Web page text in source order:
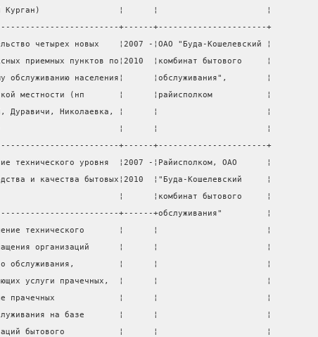
Курган)                ¦      ¦                      ¦
+------+----------------------+
четырех новых    ¦2007 -¦ОАО "Буда-Кошелевский ¦
приемных пунктов по¦2010  ¦комбинат бытового     ¦
обслуживанию населения¦      ¦обслуживания",        ¦
местности (нп       ¦      ¦райисполком           ¦
Дуравичи, Николаевка, ¦      ¦                      ¦
¦      ¦                      ¦
+------+----------------------+
технического уровня  ¦2007 -¦Райисполком, ОАО      ¦
и качества бытовых¦2010  ¦"Буда-Кошелевский     ¦
¦      ¦комбинат бытового     ¦
+------+обслуживания"         ¦
технического       ¦      ¦                      ¦
организаций      ¦      ¦                      ¦
обслуживания,         ¦      ¦                      ¦
услуги прачечных,  ¦      ¦                      ¦
прачечных             ¦      ¦                      ¦
на базе       ¦      ¦                      ¦
бытового           ¦      ¦                      ¦